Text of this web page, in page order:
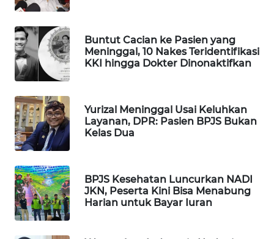
Buntut Cacian ke Pasien yang
Meninggal, 10 Nakes Teridentifikasi
KKI hingga Dokter Dinonaktifkan
Yurizal Meninggal Usai Keluhkan
Layanan, DPR: Pasien BPJS Bukan
Kelas Dua
BPJS Kesehatan Luncurkan NADI
JKN, Peserta Kini Bisa Menabung
Harian untuk Bayar Iuran
WAHANA
UMKM
WAHANA
SELEB
WAHANA
PERSONA
OTOMOTIF
WAHANA
HEALTH